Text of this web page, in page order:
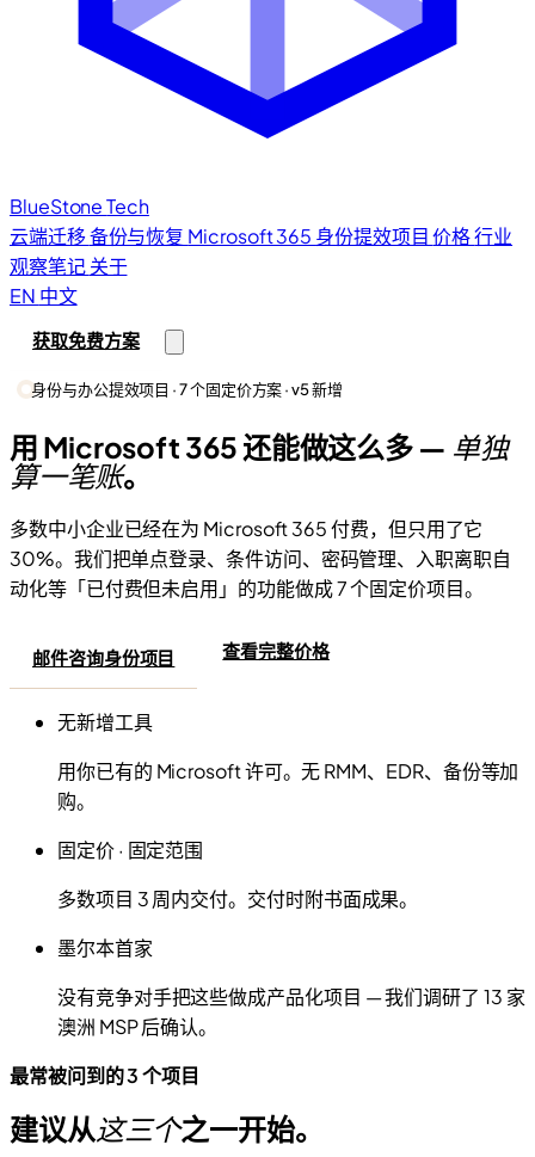
BlueStoneTech
云端迁移备份与恢复 Microsoft 365 身份提效项目价格行业
观察笔记关于
EN 中文
获取免费方案
身份与办公提效项目 · 7 个固定价方案 · v5 新增
用 Microsoft 365 还能做这么多 — 单独
算一笔账。
多数中小企业已经在为 Microsoft 365 付费，但只用了它
30%。我们把单点登录、条件访问、密码管理、入职离职自
动化等「已付费但未启用」的功能做成 7 个固定价项目。
邮件咨询身份项目 查看完整价格
无新增工具
用你已有的 Microsoft 许可。无 RMM、EDR、备份等加
购。
固定价 · 固定范围
多数项目 3 周内交付。交付时附书面成果。
墨尔本首家
没有竞争对手把这些做成产品化项目 — 我们调研了 13 家
澳洲 MSP 后确认。
最常被问到的 3 个项目
建议从这三个之一开始。